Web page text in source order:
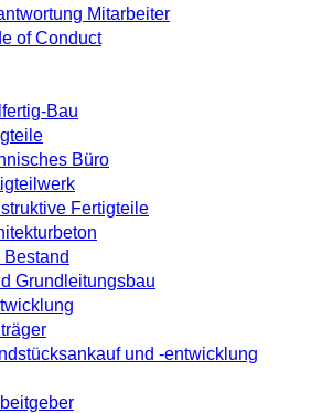
Mitarbeiter
of Conduct
Bau
Büro
Fertigteile
Bestand
Grundleitungsbau
und -entwicklung